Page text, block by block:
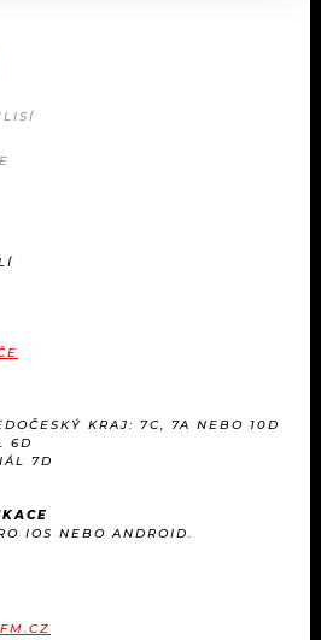
KRAJ: 7C, 7A NEBO 10D
6D
7D
IOS NEBO ANDROID.